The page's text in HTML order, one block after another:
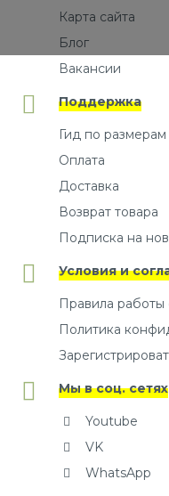
Карта сайта
Блог
Вакансии
Поддержка
Гид по размерам
Оплата
Доставка
Возврат товара
Подписка на
Условия и
Правила работы
Политика
Мы в соц. сетях
Youtube
VK
WhatsApp